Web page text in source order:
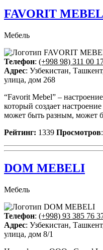
FAVORIT MEBEL
Мебель
Телефон: (+998 98) 311 00
Адрес: Узбекистан,
улица, дом 268
“Favorit Mebel” –
который создает
может быть разным, может
Рейтинг: 1339 Просмотров
DOM MEBELI
Мебель
Телефон: (+998) 93 385 76
Адрес: Узбекистан,
улица, дом 8/1